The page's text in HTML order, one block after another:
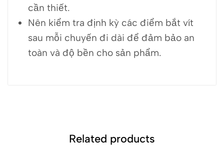
cần thiết.
Nên kiểm tra định kỳ các điểm bắt vít
sau mỗi chuyến đi dài để đảm bảo an
toàn và độ bền cho sản phẩm.
Related products